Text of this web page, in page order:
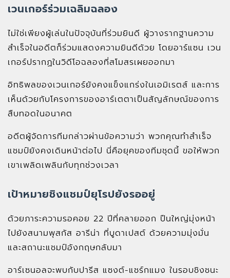
เวนเกอร์ร่วมเฉลิมฉลอง
ไม่ใช่เพียงผู้เล่นในปัจจุบันที่ร่วมยินดี ผู้วางรากฐานความ
สำเร็จในอดีตก็ร่วมแสดงความยินดีด้วย โดยอาร์แซน เวน
เกอร์ปรากฏในวิดีโอฉลองที่สโมสรเผยออกมา
อิทธิพลของเวนเกอร์ยังคงแข็งแกร่งในเอมิเรตส์ และการ
เห็นด้วยกับโครงการของอาร์เตตาเป็นสัญลักษณ์ของการ
สืบทอดในอนาคต
อดีตผู้จัดการทีมกล่าวผ่านข้อความว่า พวกคุณทำสำเร็จ
แชมป์ยังคงเดินหน้าต่อไป นี่คือยุคของทีมชุดนี้ ขอให้พวก
เขาเพลิดเพลินกับทุกช่วงเวลา
เป้าหมายชิงแชมป์ยุโรปยังรออยู่
ด้วยภาระความรอคอย 22 ปีที่คลายออก ปืนใหญ่มุ่งหน้า
ไปยังสนามพุสกัส อารีน่า ที่บูดาเปสต์ ด้วยความมุ่งมั่น
และสถานะแชมป์อังกฤษกลับมา
อาร์เซนอลจะพบกับปารีส แซงต์-แชร์กแมง ในรอบชิงชนะ